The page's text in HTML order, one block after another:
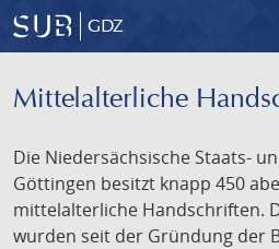
GDZ
Mittelalterliche
Die Niedersächsische Staats-
Göttingen besitzt knapp 450
mittelalterliche Handschriften.
wurden seit der Gründung der